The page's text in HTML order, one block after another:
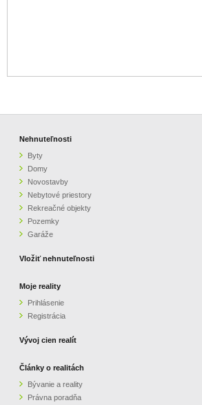
Nehnuteľnosti
Byty
Domy
Novostavby
Nebytové priestory
Rekreačné objekty
Pozemky
Garáže
Vložiť nehnuteľnosti
Moje reality
Prihlásenie
Registrácia
Vývoj cien realít
Články o realitách
Bývanie a reality
Právna poradňa